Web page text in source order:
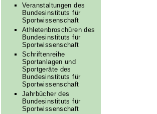
Veranstaltungen des
Bundesinstituts für
Sportwissenschaft
Athletenbroschüren des
Bundesinstituts für
Sportwissenschaft
Schriftenreihe
Sportanlagen und
Sportgeräte des
Bundesinstituts für
Sportwissenschaft
Jahrbücher des
Bundesinstituts für
Sportwissenschaft